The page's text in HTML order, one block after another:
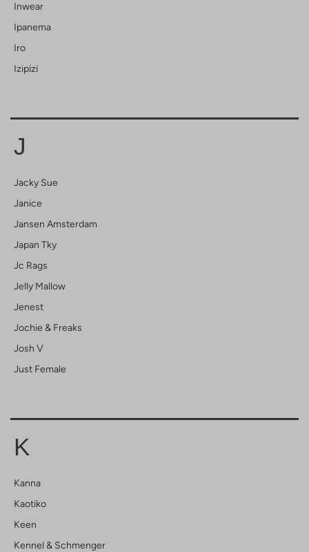
Inwear
Ipanema
Iro
Izipizi
J
Jacky Sue
Janice
Jansen Amsterdam
Japan Tky
Jc Rags
Jelly Mallow
Jenest
Jochie & Freaks
Josh V
Just Female
K
Kanna
Kaotiko
Keen
Kennel & Schmenger